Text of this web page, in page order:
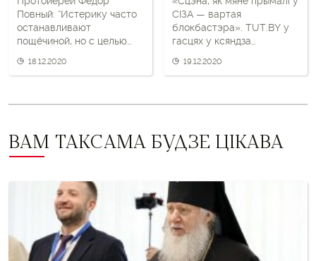
Повный: “Истерику часто
останавливают
пощёчиной, но с целью
18.12.2020
СІЗА — вартая
блокбастэра». TUT.BY у
гасцях у ксяндза
19.12.2020
ВАМ ТАКСАМА БУДЗЕ ЦІКАВА